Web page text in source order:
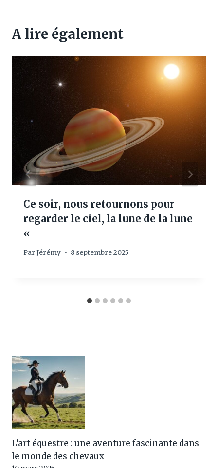
A lire également
Ce soir, nous retournons pour
regarder le ciel, la lune de la lune
«
Par Jérémy 8 septembre 2025
L’art équestre : une aventure fascinante dans
le monde des chevaux